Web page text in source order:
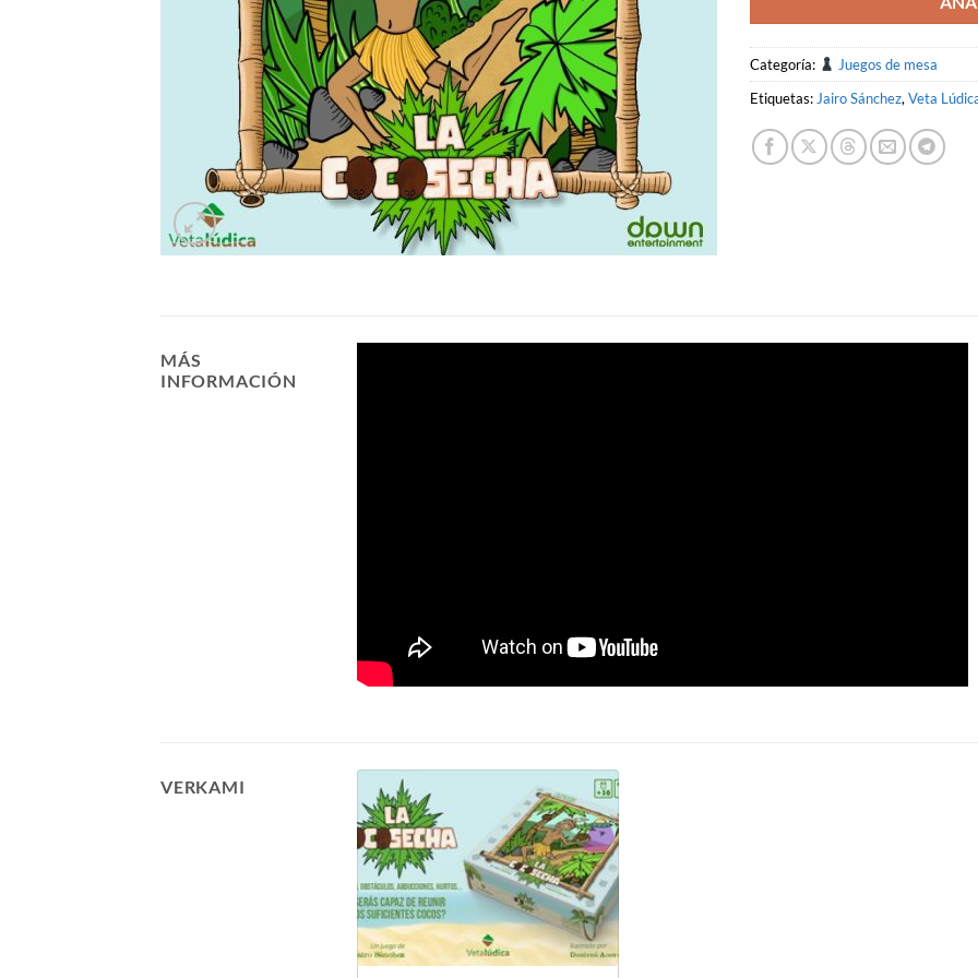
Categoría:
Juegos de mesa
Etiquetas: Jairo Sánchez, Veta
MÁS
INFORMACIÓN
VERKAMI